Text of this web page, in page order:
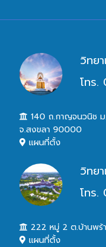
วิทย
โทร.
140 ถ.กาญจนวนิช ม
จ.สงขลา 90000
แผนที่ตั้ง
วิทย
โทร
222 หมู่ 2 ต.บ้านพร้
แผนที่ตั้ง